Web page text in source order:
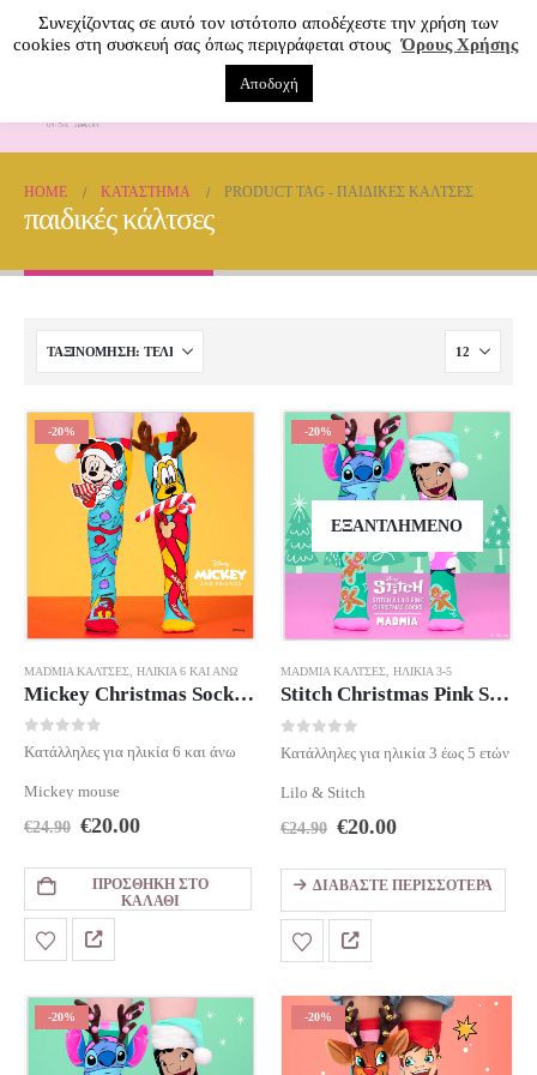
HOME ΚΑΤΆΣΤΗΜΑ PRODUCT TAG - ΠΑΙΔΙΚΈΣ ΚΆΛΤΣΕΣ
παιδικές κάλτσες
-20%
MADMIA ΚΆΛΤΣΕΣ ΗΛΙΚΊΑ 6 ΚΑΙ ΆΝΩ
Mickey Christmas Socks Age 6
0 out of 5
Κατάλληλες για ηλικία 6 και άνω
Mickey mouse
€24.90 Original
was:
€24.90.
€20.00Η
τιμή
είναι:
€20.00.
ΠΡΟΣΘΉΚΗ ΣΤΟ
ΚΑΛΆΘΙ
-20%
ΕΞΑΝΤΛΗΜΈΝΟ
MADMIA ΚΆΛΤΣΕΣ, ΗΛΙΚΊΑ 3-5
Stitch Christmas Pink Socks Age 3-5
Κατάλληλες για ηλικία 3 έως 5 ετών
Lilo & Stitch
€24.90 Original
was:
€24.90.
€20.00Η
τιμή
είναι:
€20.00.
ΔΙΑΒΆΣΤΕ ΠΕΡΙΣΣΌΤΕΡΑ
-20% -20%
Συνεχίζοντας σε αυτό τον ιστότοπο αποδέχεστε την χρήση των
cookies στη συσκευή σας όπως περιγράφεται στους Όρους Χρήσης
Αποδοχή